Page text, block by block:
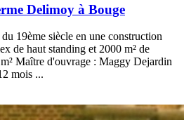
Delimoy à Bouge
19ème siècle en une construction
de haut standing et 2000 m² de
Maître d'ouvrage : Maggy Dejardin
mois ...